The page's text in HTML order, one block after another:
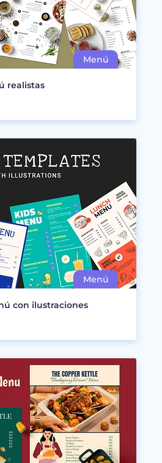
realistas
con ilustraciones